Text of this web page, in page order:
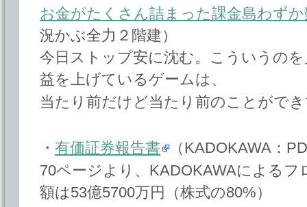
お金がたくさん詰まった課金島わず
況かぶ全力２階建）
今日ストップ安に沈む。こういうの
益を上げているゲームは、
当たり前だけど当たり前のことがで
・ 有価証券報告書
（KADOKAWA：
70ページより、KADOKAWAによる
額は53億5700万円（株式の80%）